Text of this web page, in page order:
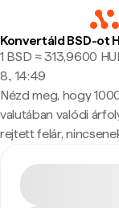
Konvertáld BSD-ot
1 BSD ≈ 313,9600
8., 14:49
Nézd meg, hogy
valutában valódi
rejtett felár,